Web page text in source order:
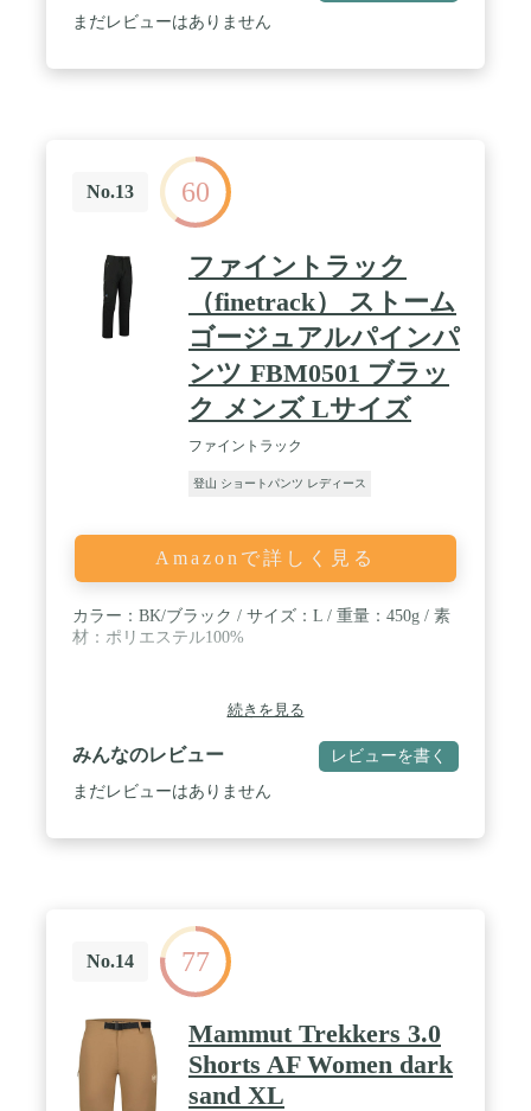
まだレビューはありません
No.13 60
ファイントラック
（finetrack） ストーム
ゴージュアルパインパ
ンツ FBM0501 ブラッ
ク メンズ Lサイズ
ファイントラック
登山 ショートパンツ レディース
Amazonで詳しく見る
カラー：BK/ブラック / サイズ：L / 重量：450g / 素
材：ポリエステル100%
続きを見る
みんなのレビュー レビューを書く
まだレビューはありません
No.14 77
Mammut Trekkers 3.0
Shorts AF Women dark
sand XL